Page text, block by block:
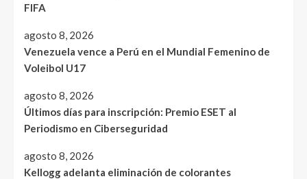
FIFA
agosto 8, 2026
Venezuela vence a Perú en el Mundial Femenino de
Voleibol U17
agosto 8, 2026
Últimos días para inscripción: Premio ESET al
Periodismo en Ciberseguridad
agosto 8, 2026
Kellogg adelanta eliminación de colorantes